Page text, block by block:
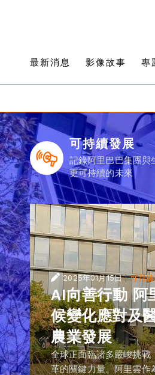
最新消息 影像故事 專
可持續發展
記錄阿里巴巴集團與
更可持續的未來
2025年01月15日 |可持續
AI向善行動 阿
候變化應對及
農業發展
全球正面臨諸多嚴峻挑戰
革的關鍵力量。阿里雲作